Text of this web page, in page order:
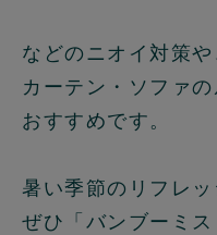
などのニオイ対策や
カーテン・ソファ
おすすめです。
暑い季節のリフレッ
ぜひ「バンブーミ